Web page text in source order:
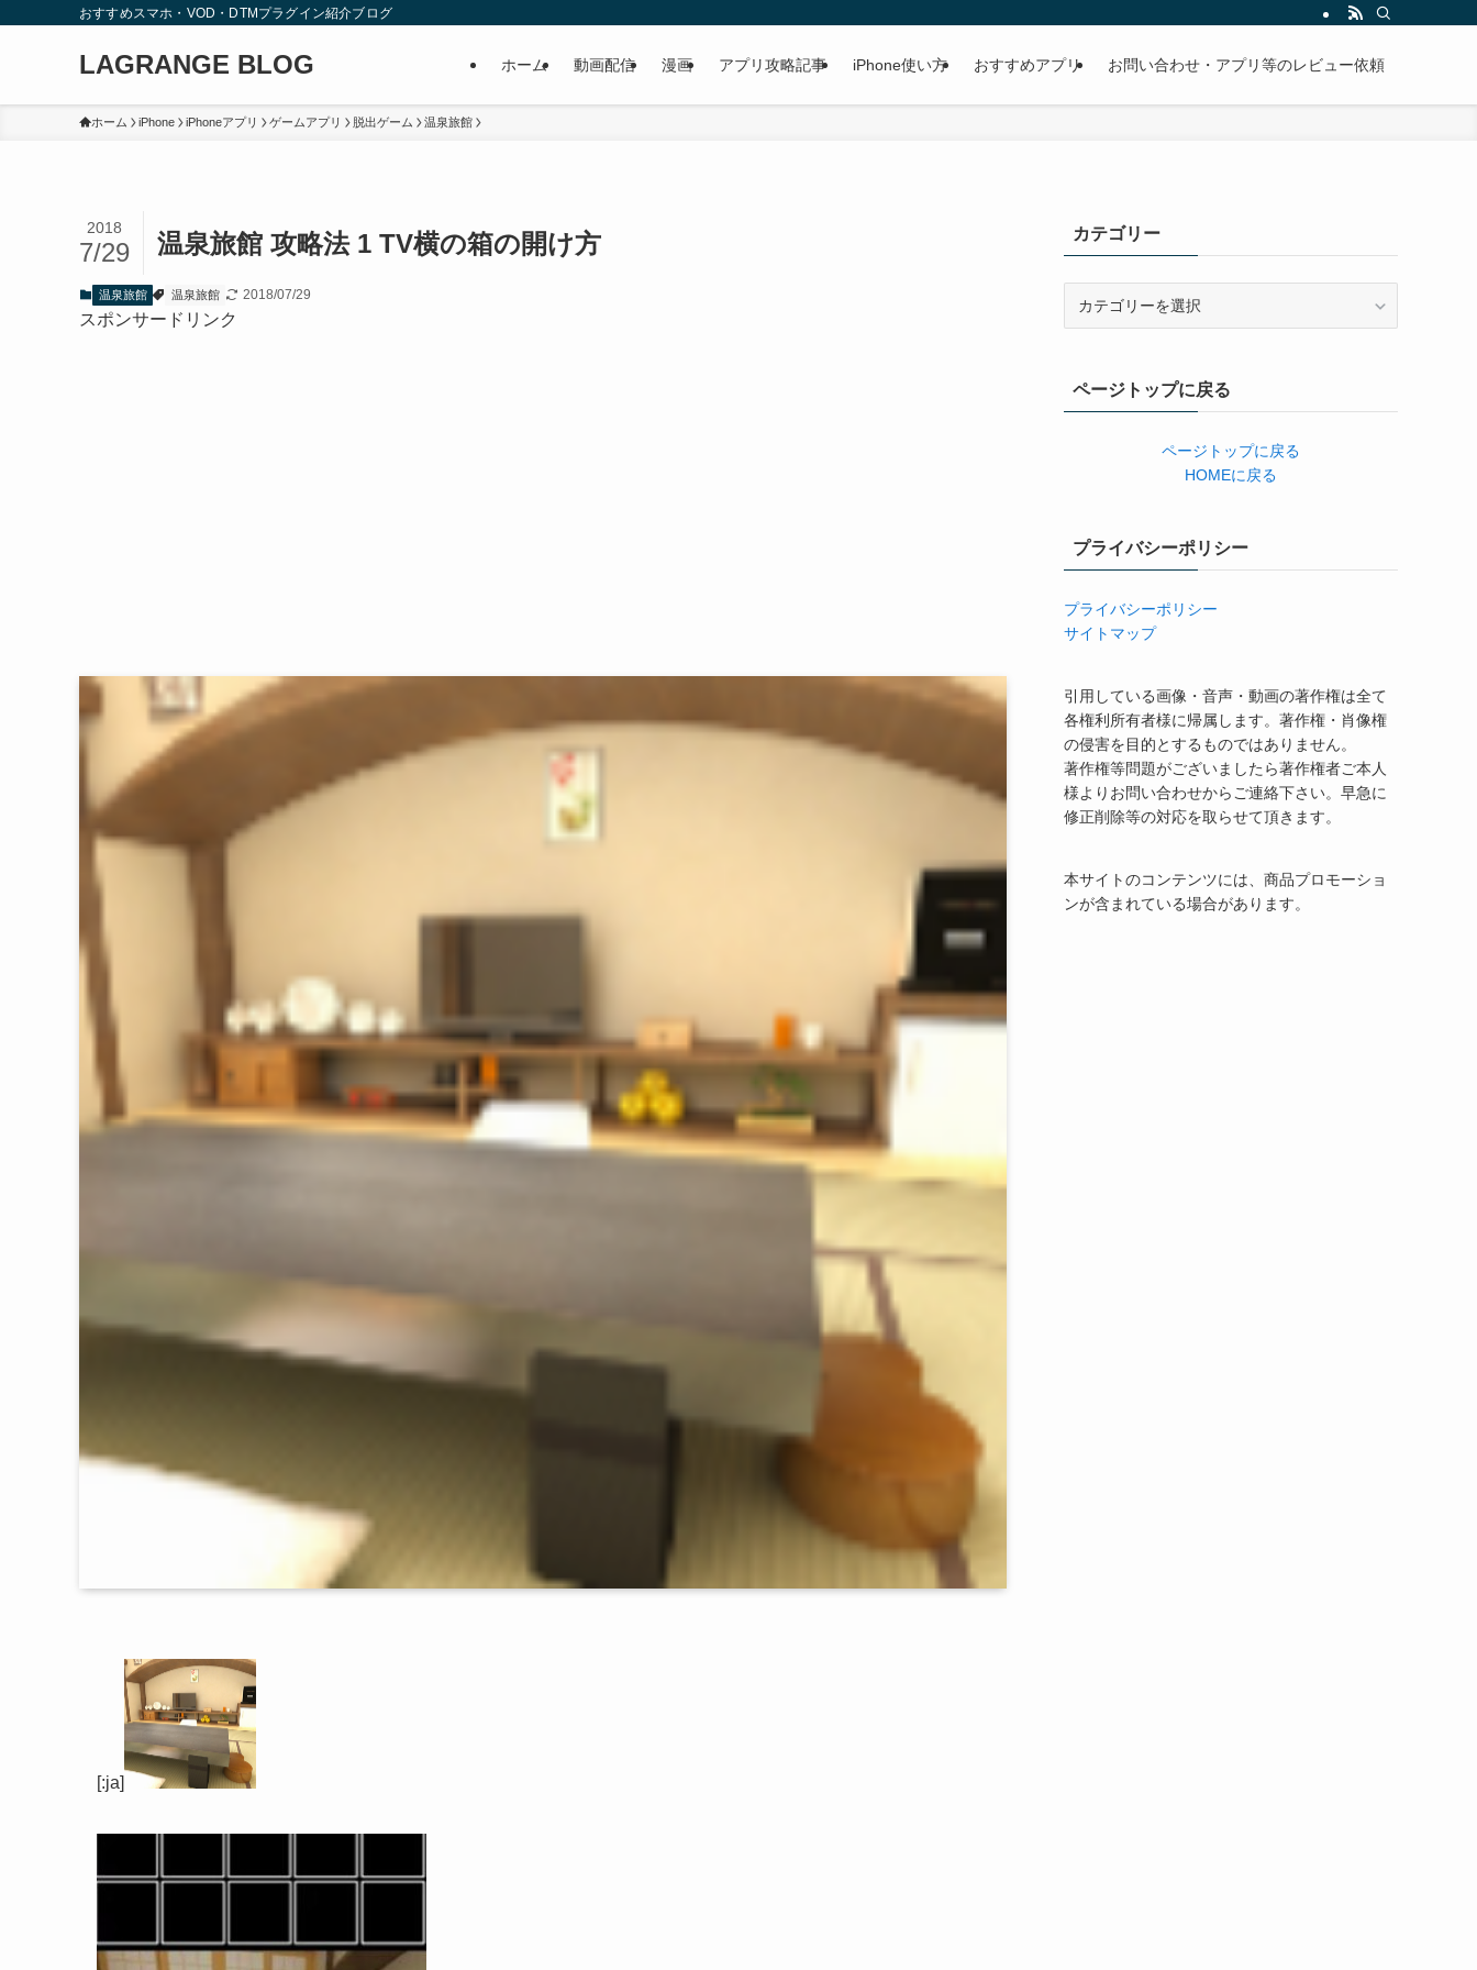
おすすめスマホ・VOD・DTMプラグイン紹介ブログ
LAGRANGE BLOG ホーム 動画配信 漫画 アプリ攻略記事 iPhone使い方 おすすめアプリ お問い合わせ・アプリ等のレビュー依頼
ホーム iPhone iPhoneアプリ ゲームアプリ 脱出ゲーム 温泉旅館
温泉旅館 攻略法 1 TV横の箱の開け方
2018
7/29
温泉旅館 温泉旅館 2018/07/29
スポンサードリンク
[:ja]
カテゴリー
ーページトップに戻る
ページトップに戻る
HOMEに戻る
プライバシーポリシー
プライバシーポリシー
サイトマップ
引用している画像・音声・動画の著作権は全て
各権利所有者様に帰属します。著作権・肖像権
の侵害を目的とするものではありません。
著作権等問題がございましたら著作権者ご本人
様よりお問い合わせからご連絡下さい。早急に
修正削除等の対応を取らせて頂きます。
本サイトのコンテンツには、商品プロモーショ
ンが含まれている場合があります。